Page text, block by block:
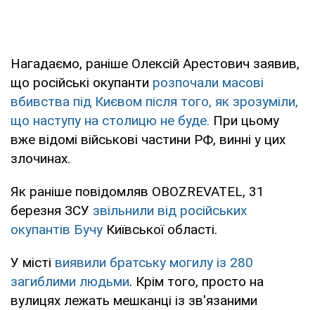
Нагадаємо, раніше Олексій Арестович заявив,
що російські окупанти розпочали масові
вбивства під Києвом після того, як зрозуміли,
що наступу на столицю не буде. При цьому
вже відомі військові частини РФ, винні у цих
злочинах.
Як раніше повідомляв OBOZREVATEL, 31
березня ЗСУ звільнили від російських
окупантів Бучу Київської області.
У місті виявили братську могилу із 280
загиблими людьми. Крім того, просто на
вулицях лежать мешканці із зв'язаними